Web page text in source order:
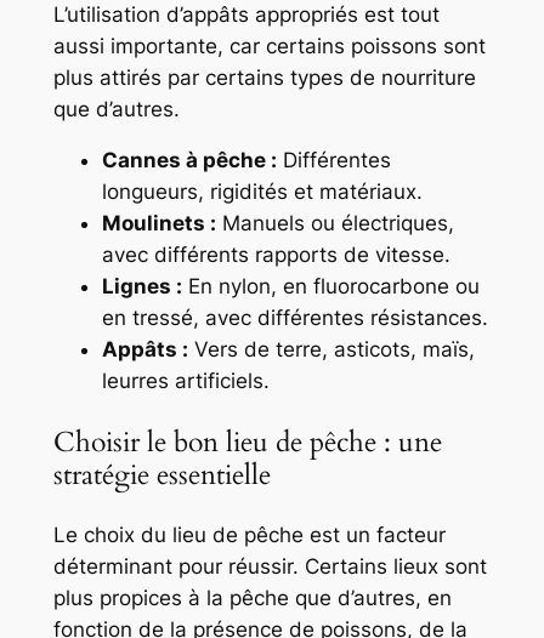
L’utilisation d’appâts appropriés est tout
aussi importante, car certains poissons sont
plus attirés par certains types de nourriture
que d’autres.
Cannes à pêche : Différentes
longueurs, rigidités et matériaux.
Moulinets : Manuels ou électriques,
avec différents rapports de vitesse.
Lignes : En nylon, en fluorocarbone ou
en tressé, avec différentes résistances.
Appâts : Vers de terre, asticots, maïs,
leurres artificiels.
Choisir le bon lieu de pêche : une
stratégie essentielle
Le choix du lieu de pêche est un facteur
déterminant pour réussir. Certains lieux sont
plus propices à la pêche que d’autres, en
fonction de la présence de poissons, de la